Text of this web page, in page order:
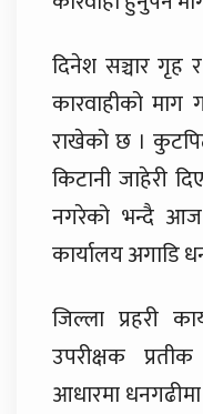
दिनेश सञ्चार गृह
कारवाहीको
राखेको छ ।
किटानी जाहेरी
नगरेको भन्दै आज
कार्यालय अगाडि
जिल्ला प्रहरी
उपरीक्षक
आधारमा